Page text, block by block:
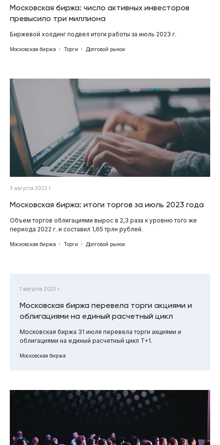
Московская биржа: число активных инвесторов
превысило три миллиона
Биржевой холдинг подвел итоги работы за июль 2023 г.
Московская биржа Торги Долговой рынок
3 августа 2023 г.
Московская биржа: итоги торгов за июль 2023 года
Объем торгов облигациями вырос в 2,3 раза к уровню того же
периода 2022 г. и составил 1,65 трлн рублей.
Московская биржа Торги Долговой рынок
1 августа 2023 г.
Московская биржа перевела торги акциями и
облигациями на единый расчетный цикл
Московская биржа 31 июля перевела торги акциями и
облигациями на единый расчетный цикл T+1.
Московская биржа